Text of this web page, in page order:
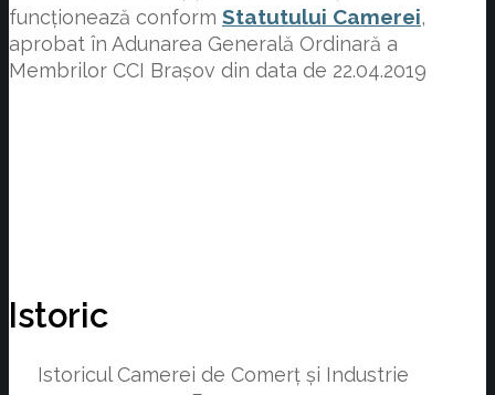
funcționează conform Statutului Camerei,
aprobat în Adunarea Generală Ordinară a
Membrilor CCI Brașov din data de 22.04.2019
Istoric
Istoricul Camerei de Comerț și Industrie